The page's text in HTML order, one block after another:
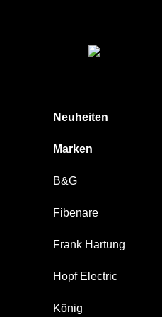
Neuheiten
Marken
B&G
Fibenare
Frank Hartung
Hopf Electric
König